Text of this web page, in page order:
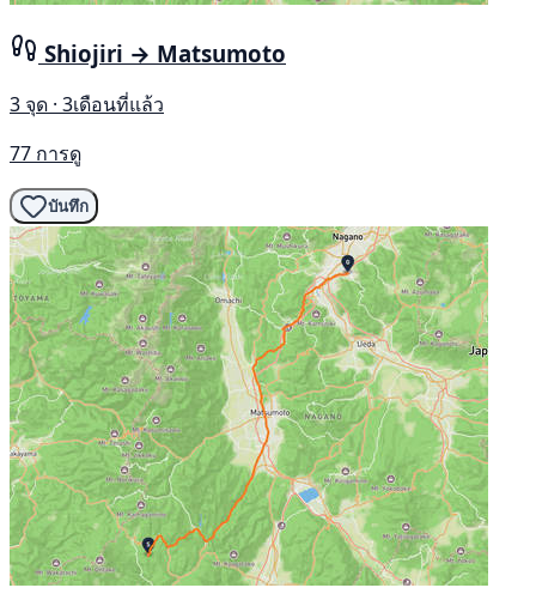
Shiojiri → Matsumoto
3 จุด · 3เดือนที่แล้ว
77 การดู
บันทึก